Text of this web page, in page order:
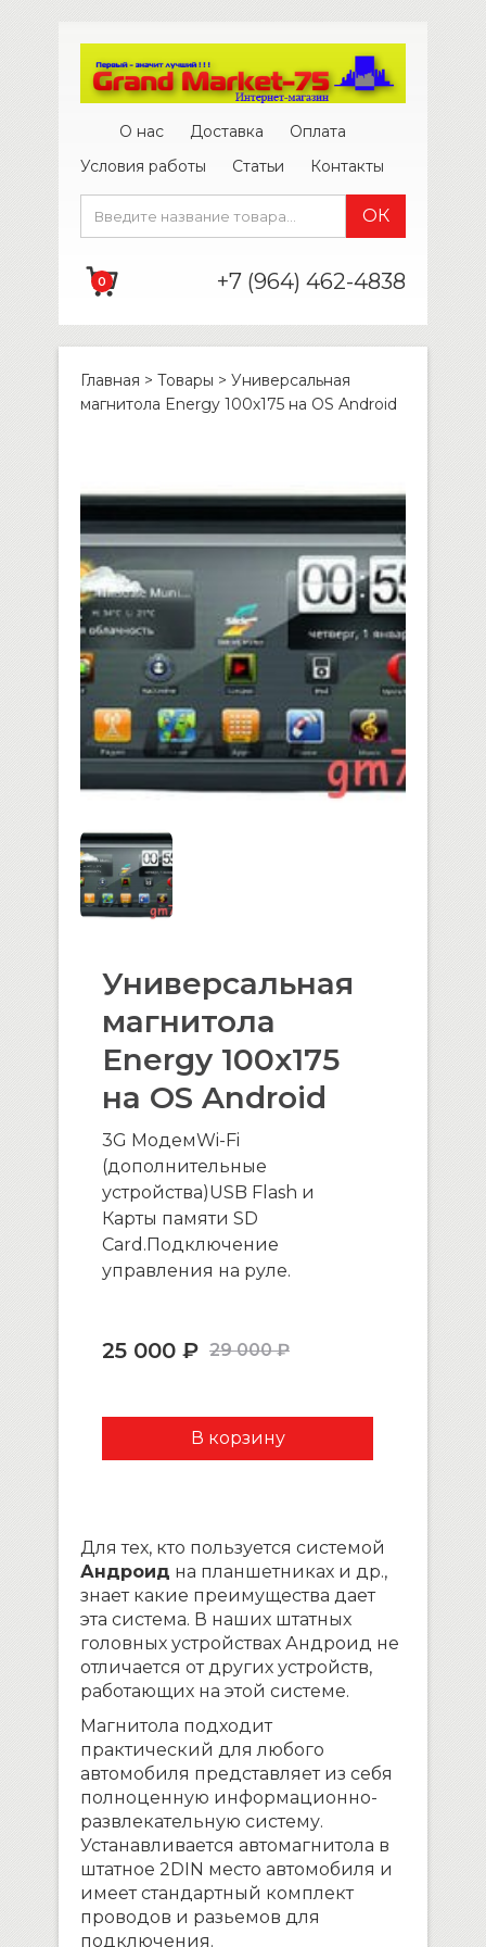
О нас Доставка
Оплата
Условия работы
Статьи Контакты
0 +7 (964) 462-4838
Главная > Товары > Универсальная
магнитола Energy 100х175 на OS Android
Универсальная
магнитола
Energy 100х175
на OS Android
3G МодемWi-Fi
(дополнительные
устройства)USB Flash и
Карты памяти SD
Card.Подключение
управления на руле.
25 000 ₽ 29 000 ₽
Для тех, кто пользуется системой
Андроид на планшетниках и др.,
знает какие преимущества дает
эта система. В наших штатных
головных устройствах Андроид не
отличается от других устройств,
работающих на этой системе.
Магнитола подходит
практический для любого
автомобиля представляет из себя
полноценную информационно-
развлекательную систему.
Устанавливается автомагнитола в
штатное 2DIN место автомобиля и
имеет стандартный комплект
проводов и разьемов для
подключения.